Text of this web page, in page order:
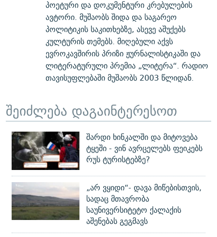
პოეტური და დოკუმენტური კრებულების
ავტორი. მუშაობს შიდა და საგარეო
პოლიტიკის საკითხებზე, ასევე აშუქებს
კულტურის თემებს. მიღებული აქვს
ევროკავშირის პრიზი ჟურნალისტიკაში და
ლიტერატურული პრემია „ლიტერა“. რადიო
თავისუფლებაში მუშაობს 2003 წლიდან.
შეიძლება დაგაინტერესოთ
შარდი ხინკალში და მიტოვება
ტყეში - ვინ ავრცელებს ფეიკებს
რუს ტურისტებზე?
„არ ვყიდი“- დავა მიწებისთვის,
სადაც მთავრობა
საუნივერსიტეტო ქალაქის
აშენებას გეგმავს